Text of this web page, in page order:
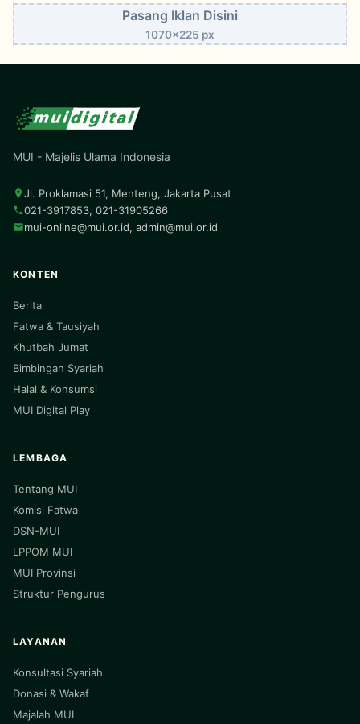
Pasang Iklan Disini
1070x225 px
MUI - Majelis Ulama Indonesia
Jl. Proklamasi 51, Menteng, Jakarta Pusat
021-3917853, 021-31905266
mui-online@mui.or.id, admin@mui.or.id
KONTEN
Berita
Fatwa & Tausiyah
Khutbah Jumat
Bimbingan Syariah
Halal & Konsumsi
MUI Digital Play
LEMBAGA
Tentang MUI
Komisi Fatwa
DSN-MUI
LPPOM MUI
MUI Provinsi
Struktur Pengurus
LAYANAN
Konsultasi Syariah
Donasi & Wakaf
Majalah MUI